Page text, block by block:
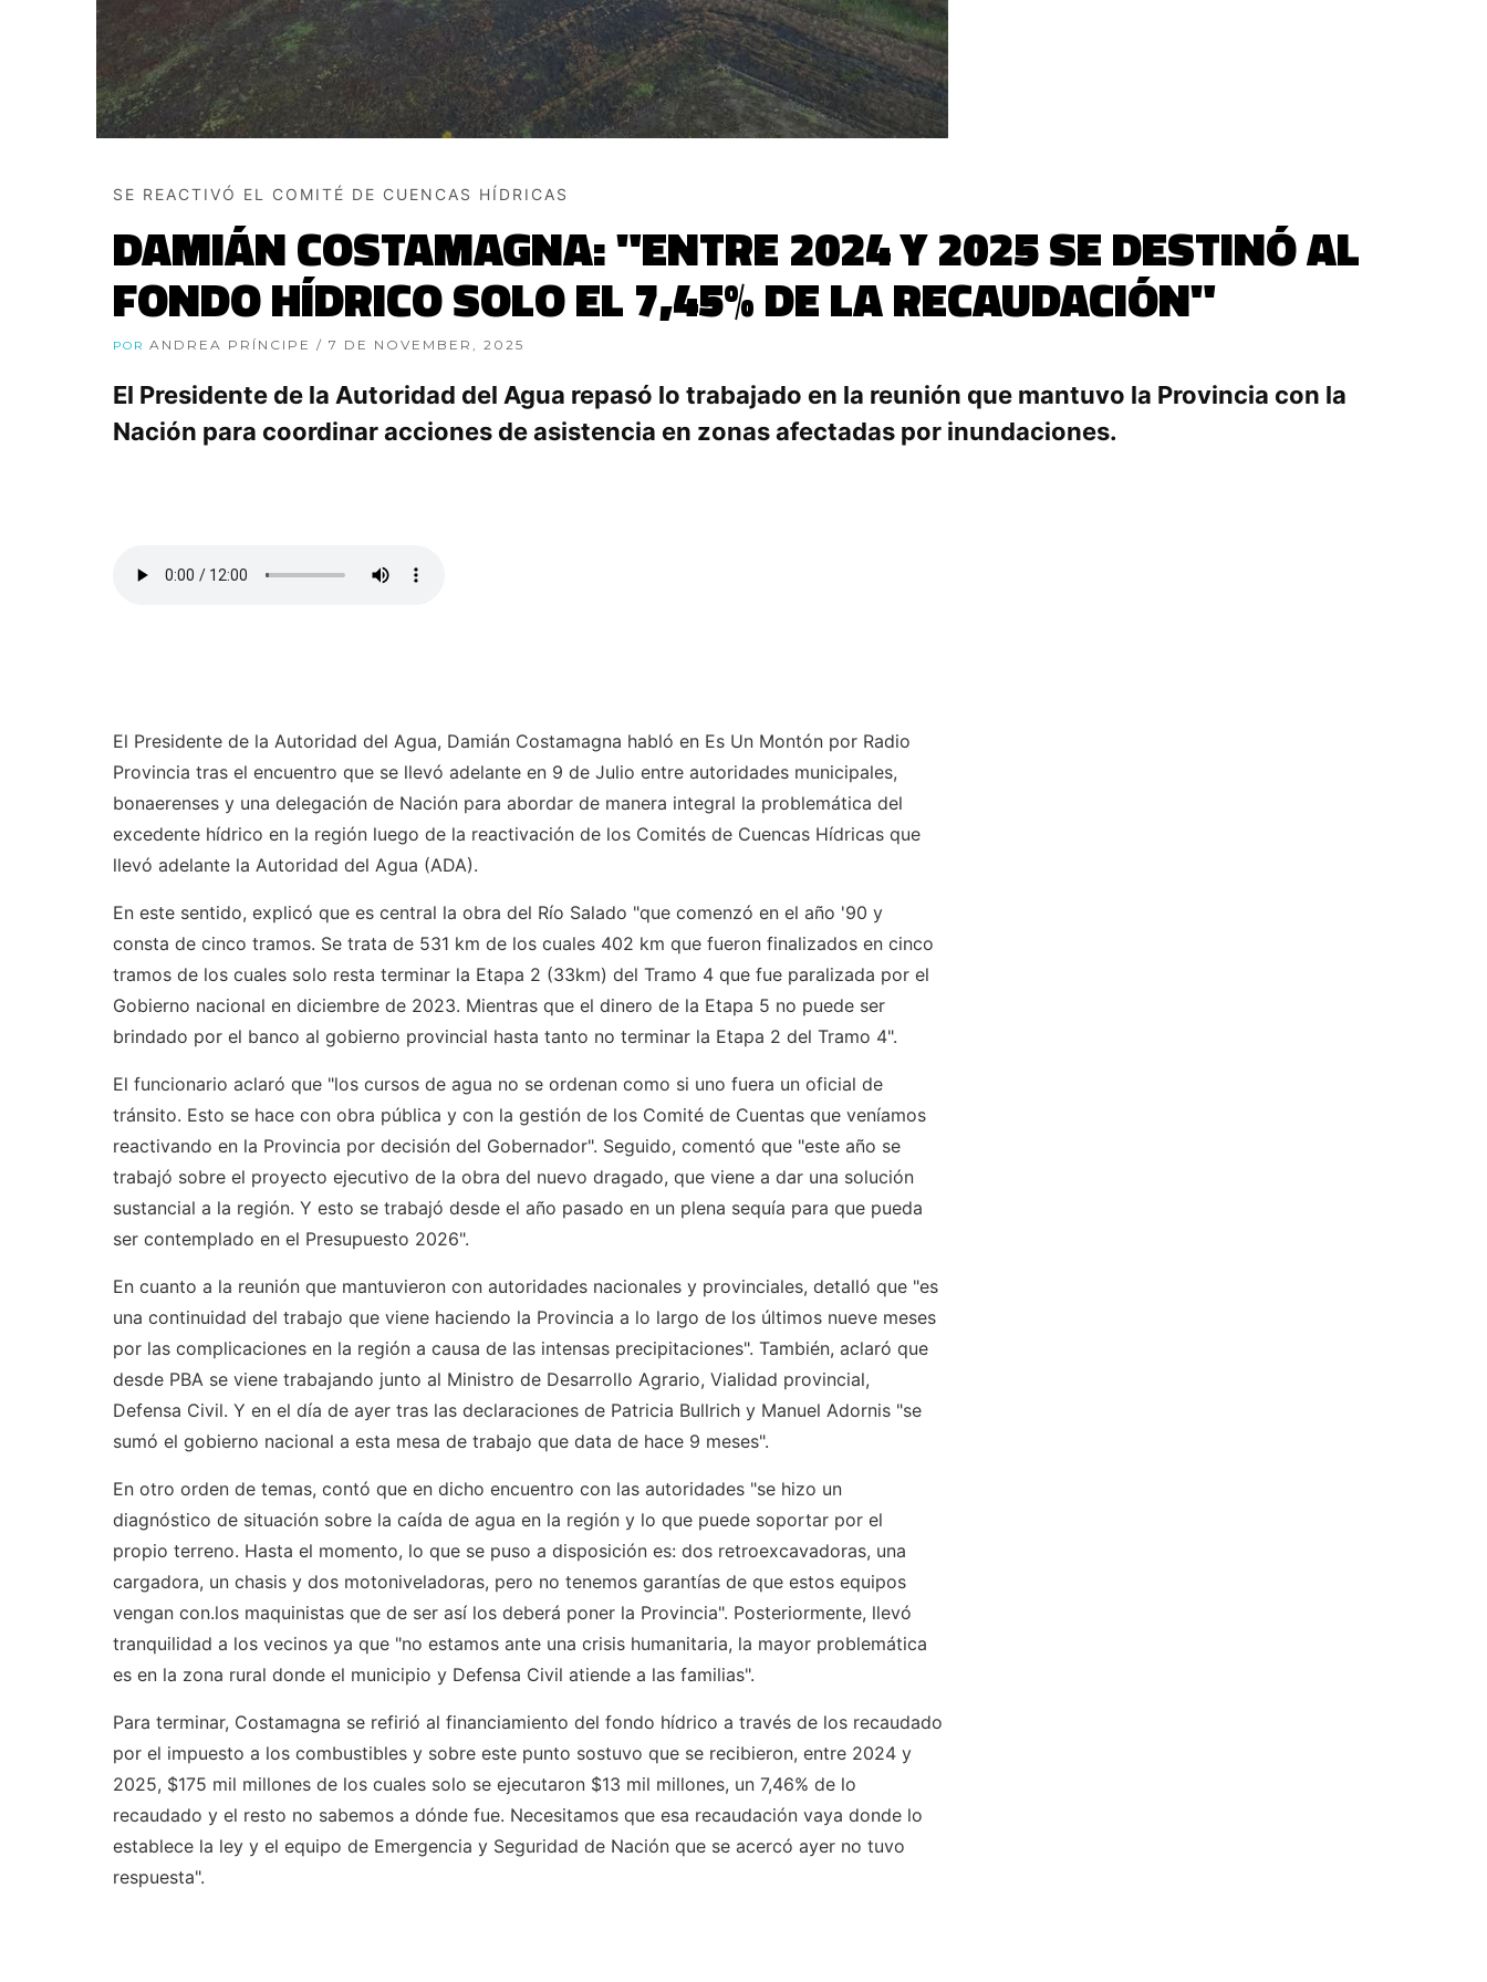
SE REACTIVÓ EL COMITÉ DE CUENCAS HÍDRICAS
DAMIÁN COSTAMAGNA: "ENTRE 2024 Y 2025 SE DESTINÓ AL
FONDO HÍDRICO SOLO EL 7,45% DE LA RECAUDACIÓN"
POR ANDREA PRÍNCIPE / 7 DE NOVEMBER, 2025
El Presidente de la Autoridad del Agua repasó lo trabajado en la reunión que mantuvo la Provincia con la
Nación para coordinar acciones de asistencia en zonas afectadas por inundaciones.
El Presidente de la Autoridad del Agua, Damián Costamagna habló en Es Un Montón por Radio
Provincia tras el encuentro que se llevó adelante en 9 de Julio entre autoridades municipales,
bonaerenses y una delegación de Nación para abordar de manera integral la problemática del
excedente hídrico en la región luego de la reactivación de los Comités de Cuencas Hídricas que
llevó adelante la Autoridad del Agua (ADA).
En este sentido, explicó que es central la obra del Río Salado "que comenzó en el año '90 y
consta de cinco tramos. Se trata de 531 km de los cuales 402 km que fueron finalizados en cinco
tramos de los cuales solo resta terminar la Etapa 2 (33km) del Tramo 4 que fue paralizada por el
Gobierno nacional en diciembre de 2023. Mientras que el dinero de la Etapa 5 no puede ser
brindado por el banco al gobierno provincial hasta tanto no terminar la Etapa 2 del Tramo 4".
El funcionario aclaró que "los cursos de agua no se ordenan como si uno fuera un oficial de
tránsito. Esto se hace con obra pública y con la gestión de los Comité de Cuentas que veníamos
reactivando en la Provincia por decisión del Gobernador". Seguido, comentó que "este año se
trabajó sobre el proyecto ejecutivo de la obra del nuevo dragado, que viene a dar una solución
sustancial a la región. Y esto se trabajó desde el año pasado en un plena sequía para que pueda
ser contemplado en el Presupuesto 2026".
En cuanto a la reunión que mantuvieron con autoridades nacionales y provinciales, detalló que "es
una continuidad del trabajo que viene haciendo la Provincia a lo largo de los últimos nueve meses
por las complicaciones en la región a causa de las intensas precipitaciones". También, aclaró que
desde PBA se viene trabajando junto al Ministro de Desarrollo Agrario, Vialidad provincial,
Defensa Civil. Y en el día de ayer tras las declaraciones de Patricia Bullrich y Manuel Adornis "se
sumó el gobierno nacional a esta mesa de trabajo que data de hace 9 meses".
En otro orden de temas, contó que en dicho encuentro con las autoridades "se hizo un
diagnóstico de situación sobre la caída de agua en la región y lo que puede soportar por el
propio terreno. Hasta el momento, lo que se puso a disposición es: dos retroexcavadoras, una
cargadora, un chasis y dos motoniveladoras, pero no tenemos garantías de que estos equipos
vengan con.los maquinistas que de ser así los deberá poner la Provincia". Posteriormente, llevó
tranquilidad a los vecinos ya que "no estamos ante una crisis humanitaria, la mayor problemática
es en la zona rural donde el municipio y Defensa Civil atiende a las familias".
Para terminar, Costamagna se refirió al financiamiento del fondo hídrico a través de los recaudado
por el impuesto a los combustibles y sobre este punto sostuvo que se recibieron, entre 2024 y
2025, $175 mil millones de los cuales solo se ejecutaron $13 mil millones, un 7,46% de lo
recaudado y el resto no sabemos a dónde fue. Necesitamos que esa recaudación vaya donde lo
establece la ley y el equipo de Emergencia y Seguridad de Nación que se acercó ayer no tuvo
respuesta".